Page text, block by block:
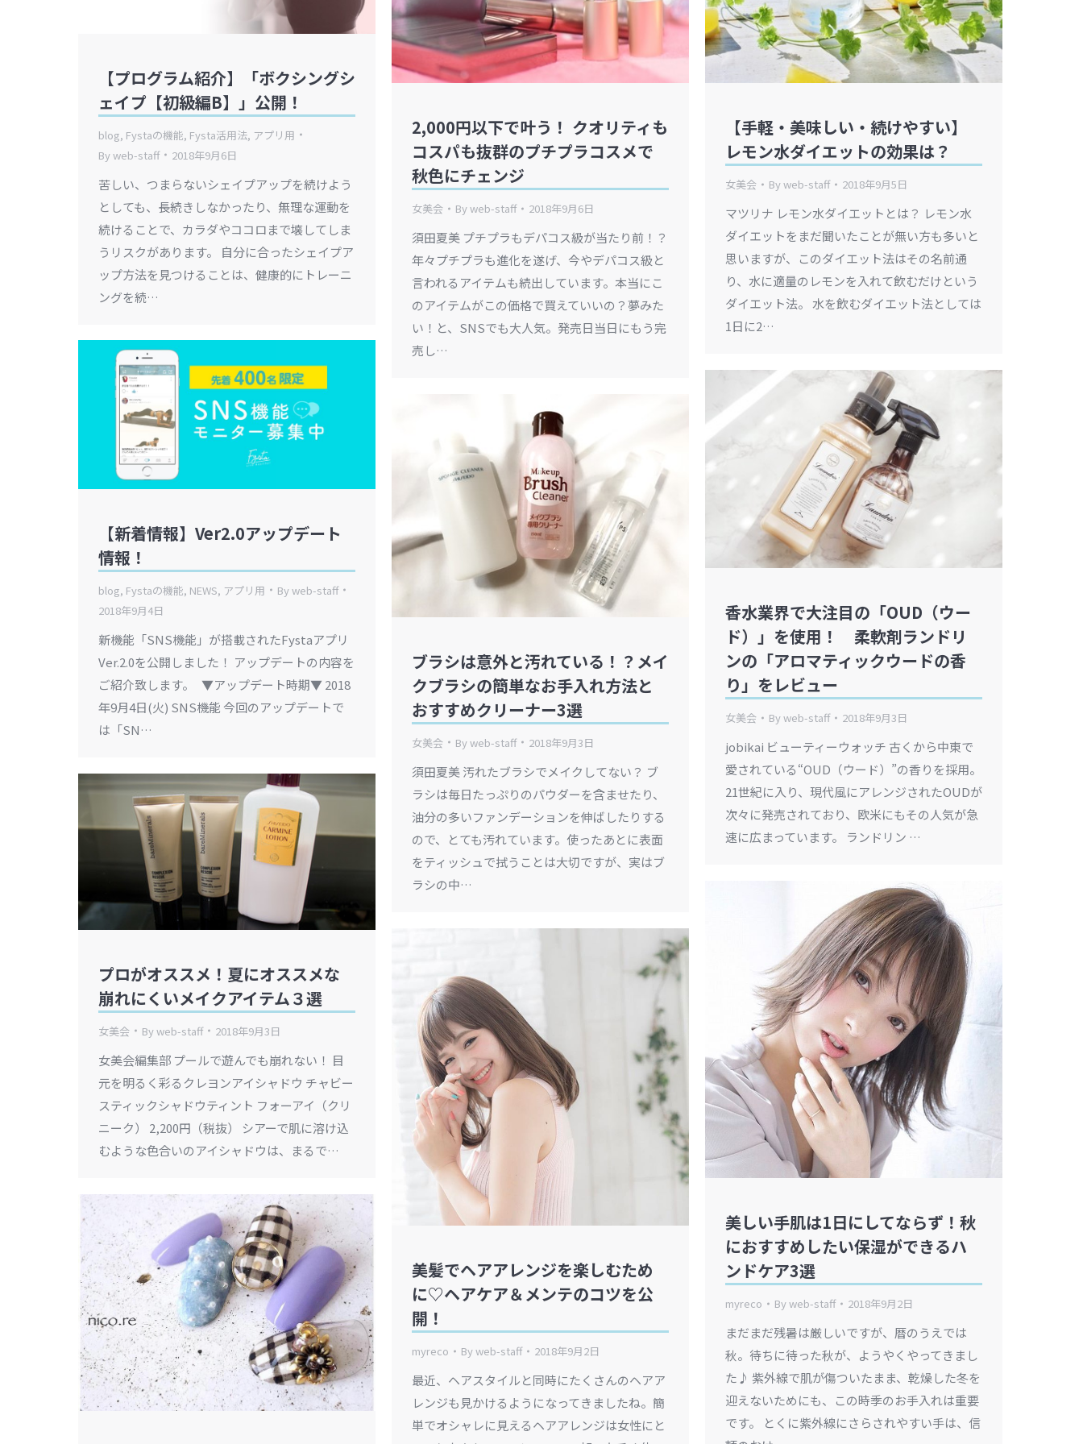
【プログラム紹介】「ボクシングシ
ェイプ【初級編B】」公開！
blog, Fystaの機能, Fysta活用法, アプリ用
Byweb-staff 2018年9月6日
苦しい、つまらないシェイプアップを続けよう
としても、長続きしなかったり、無理な運動を
続けることで、カラダやココロまで壊してしま
うリスクがあります。 自分に合ったシェイプア
ップ方法を見つけることは、健康的にトレーニ
ングを続…
2,000円以下で叶う！ クオリティも
コスパも抜群のプチプラコスメで
秋色にチェンジ
女美会 Byweb-staff 2018年9月6日
須田夏美 プチプラもデパコス級が当たり前！？
年々プチプラも進化を遂げ、今やデパコス級と
言われるアイテムも続出しています。本当にこ
のアイテムがこの価格で買えていいの？夢みた
い！と、SNSでも大人気。発売日当日にもう完
売し…
【手軽・美味しい・続けやすい】
レモン水ダイエットの効果は？
女美会 Byweb-staff 2018年9月5日
マツリナ レモン水ダイエットとは？ レモン水
ダイエットをまだ聞いたことが無い方も多いと
思いますが、このダイエット法はその名前通
り、水に適量のレモンを入れて飲むだけという
ダイエット法。 水を飲むダイエット法としては
1日に2…
【新着情報】Ver2.0アップデート
情報！
blog, Fystaの機能, NEWS, アプリ用 Byweb-staff
2018年9月4日
新機能「SNS機能」が搭載されたFystaアプリ
Ver.2.0を公開しました！ アップデートの内容を
ご紹介致します。 ▼アップデート時期▼ 2018
年9月4日(火) SNS機能 今回のアップデートで
は「SN…
香水業界で大注目の「OUD（ウー
ド）」を使用！ 柔軟剤ランドリ
ンの「アロマティックウードの香
り」をレビュー
女美会 Byweb-staff 2018年9月3日
jobikai ビューティーウォッチ 古くから中東で
愛されている“OUD（ウード）”の香りを採用。
21世紀に入り、現代風にアレンジされたOUDが
次々に発売されており、欧米にもその人気が急
速に広まっています。 ランドリン …
ブラシは意外と汚れている！？メイ
クブラシの簡単なお手入れ方法と
おすすめクリーナー3選
女美会 Byweb-staff 2018年9月3日
須田夏美 汚れたブラシでメイクしてない？ ブ
ラシは毎日たっぷりのパウダーを含ませたり、
油分の多いファンデーションを伸ばしたりする
ので、とても汚れています。使ったあとに表面
をティッシュで拭うことは大切ですが、実はブ
ラシの中…
プロがオススメ！夏にオススメな
崩れにくいメイクアイテム３選
女美会 Byweb-staff 2018年9月3日
女美会編集部 プールで遊んでも崩れない！ 目
元を明るく彩るクレヨンアイシャドウ チャビー
スティックシャドウティント フォーアイ（クリ
ニーク） 2,200円（税抜） シアーで肌に溶け込
むような色合いのアイシャドウは、まるで…
美しい手肌は1日にしてならず！秋
におすすめしたい保湿ができるハ
ンドケア3選
myreco Byweb-staff 2018年9月2日
まだまだ残暑は厳しいですが、暦のうえでは
秋。待ちに待った秋が、ようやくやってきまし
た♪ 紫外線で肌が傷ついたまま、乾燥した冬を
迎えないためにも、この時季のお手入れは重要
です。 とくに紫外線にさらされやすい手は、信
美髪でヘアアレンジを楽しむため
に♡ヘアケア＆メンテのコツを公
開！
myreco Byweb-staff 2018年9月2日
最近、ヘアスタイルと同時にたくさんのヘアア
レンジも見かけるようになってきましたね。簡
単でオシャレに見えるヘアアレンジは女性にと